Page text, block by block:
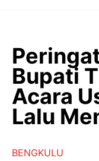
Bupati
Acara
Lalu
BENGKULU